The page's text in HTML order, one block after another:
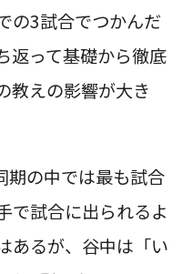
の3試合でつかんだ
返って基礎から徹底
教えの影響が大き
期の中では最も試合
で試合に出られるよ
あるが、谷中は「い